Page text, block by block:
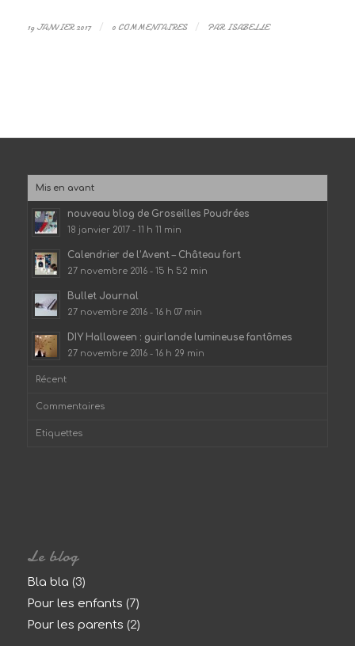
19 JANVIER 2017 / 0 COMMENTAIRES / PARISABELLE
Mis en avant
nouveau blog de Groseilles Poudrées
18 janvier 2017 - 11 h 11 min
Calendrier de l’Avent – Château fort
27 novembre 2016 - 15 h 52 min
Bullet Journal
27 novembre 2016 - 16 h 07 min
DIY Halloween : guirlande lumineuse fantômes
27 novembre 2016 - 16 h 29 min
Récent
Commentaires
Etiquettes
Le blog
Bla bla (3)
Pour les enfants (7)
Pour les parents (2)